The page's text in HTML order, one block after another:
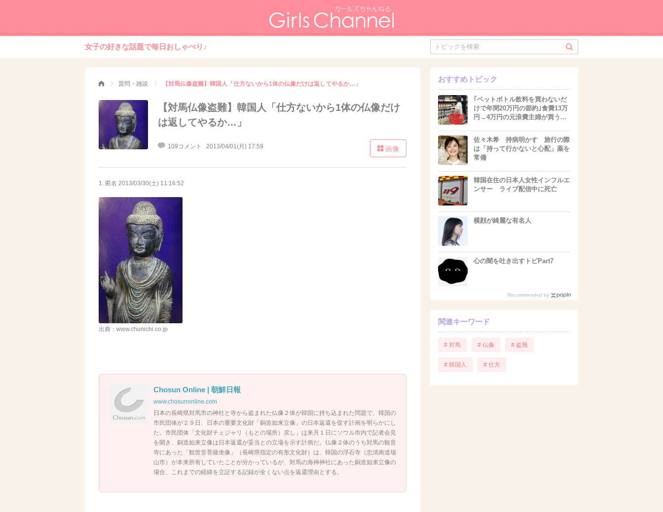
女子の好きな話題で毎日おしゃべり♪
質問・雑談 【対馬仏像盗難】韓国人「仕方ないから1体の仏像だけは返してやるか…」
【対馬仏像盗難】韓国人「仕方ないから1体の仏像だけ
は返してやるか…」
109コメント 2013/04/01(月) 17:59 画像
1. 匿名 2013/03/30(土) 11:16:52
出典：www.chunichi.co.jp
Chosun Online | 朝鮮日報
www.chosunonline.com
日本の長崎県対馬市の神社と寺から盗まれた仏像２体が韓国に持ち込まれた問題で、韓国の
市民団体が２９日、日本の重要文化財「銅造如来立像」の日本返還を促す計画を明らかにし
た。市民団体「文化財チェジャリ（もとの場所）戻し」は来月１日にソウル市内で記者会見
を開き、銅造如来立像は日本返還が妥当との立場を示す計画だ。仏像２体のうち対馬の観音
寺にあった「観世音菩薩坐像」（長崎県指定の有形文化財）は、韓国の浮石寺（忠清南道瑞
山市）が本来所有していたことが分かっているが、対馬の海神神社にあった銅造如来立像の
場合、これまでの経緯を立証する記録が全くない点を返還理由とする。
おすすめトピック
｢ペットボトル飲料を買わないだ
けで年間20万円の節約｣食費13万
円→4万円の元浪費主婦が買う...
佐々木希 持病明かす 旅行の際
は「持って行かないと心配」薬を
常備
韓国在住の日本人女性インフルエ
ンサー ライブ配信中に死亡
横顔が綺麗な有名人
心の闇を吐き出すトピPart7
Recommended by
関連キーワード
# 対馬 # 仏像 # 盗難
# 韓国人 # 仕方